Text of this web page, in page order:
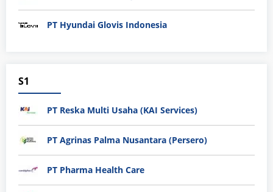
PT Hyundai Glovis Indonesia
S1
PT Reska Multi Usaha (KAI Services)
PT Agrinas Palma Nusantara (Persero)
PT Pharma Health Care